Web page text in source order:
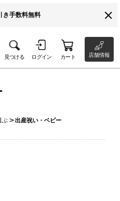
き手数料無料
見つける ログイン カート 店舗情報
ぶ 出産祝い・ベビー